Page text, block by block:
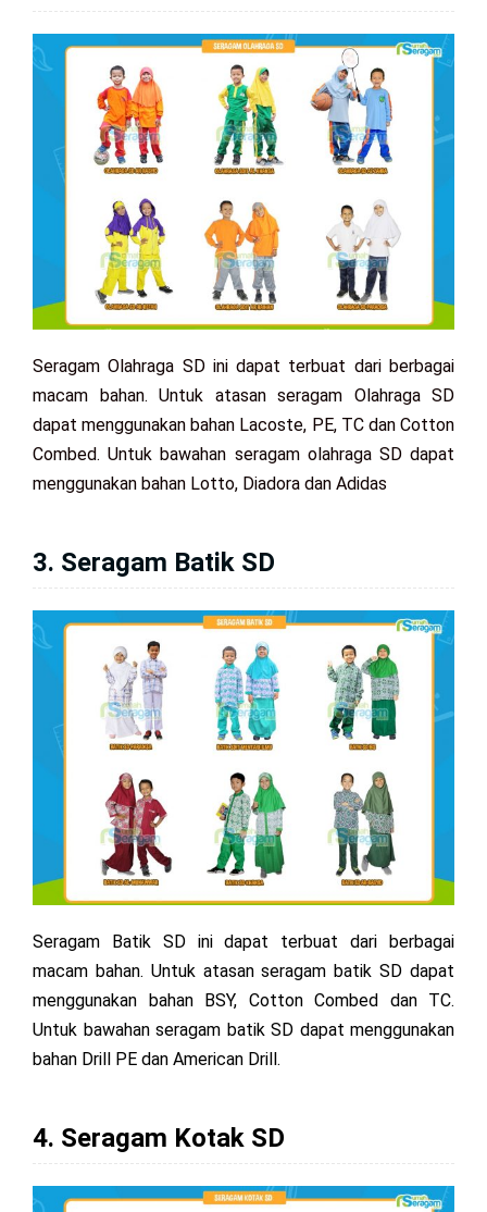
Seragam Olahraga SD ini dapat terbuat dari berbagai
macam bahan. Untuk atasan seragam Olahraga SD
dapat menggunakan bahan Lacoste, PE, TC dan Cotton
Combed. Untuk bawahan seragam olahraga SD dapat
menggunakan bahan Lotto, Diadora dan Adidas
3. Seragam Batik SD
Seragam Batik SD ini dapat terbuat dari berbagai
macam bahan. Untuk atasan seragam batik SD dapat
menggunakan bahan BSY, Cotton Combed dan TC.
Untuk bawahan seragam batik SD dapat menggunakan
bahan Drill PE dan American Drill.
4. Seragam Kotak SD